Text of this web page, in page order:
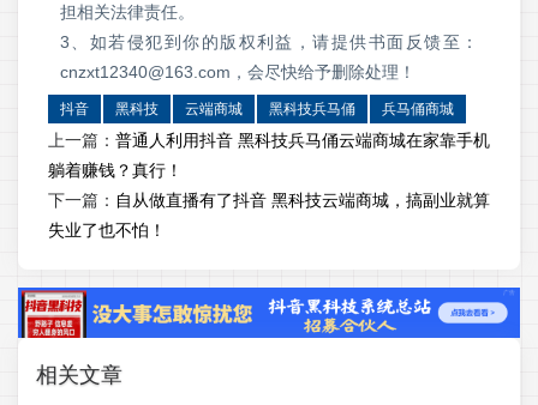
担相关法律责任。
3、如若侵犯到你的版权利益，请提供书面反馈至：
cnzxt12340@163.com，会尽快给予删除处理！
抖音 黑科技 云端商城 黑科技兵马俑 兵马俑商城
上一篇： 普通人利用抖音 黑科技兵马俑云端商城在家靠手机
躺着赚钱？真行！
下一篇： 自从做直播有了抖音 黑科技云端商城，搞副业就算
失业了也不怕！
相关文章